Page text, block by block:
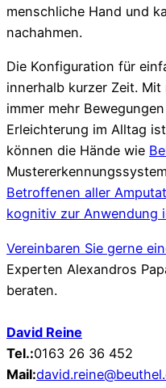
menschliche Hand und
nachahmen.
Die Konfiguration für
innerhalb kurzer Zeit.
immer mehr
Erleichterung im Alltag
können die Hände wie
Betroffenen aller
kognitiv zur Anwendung
Vereinbaren Sie gerne
Experten Alexandros
beraten.
David Reine
Tel.:0163 26 36 452
Mail: